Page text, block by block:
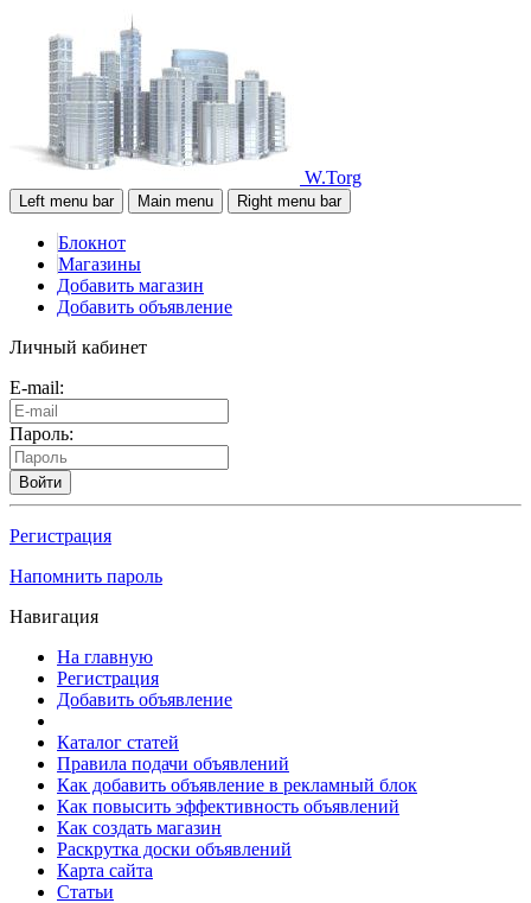
W.Torg
Left menu bar Main menu Right menu bar
Блокнот
Магазины
Добавить магазин
Добавить объявление
Личный кабинет
E-mail:
Пароль:
Войти
Регистрация
Напомнить пароль
Навигация
На главную
Регистрация
Добавить объявление
Каталог статей
Правила подачи объявлений
Как добавить объявление в рекламный блок
Как повысить эффективность объявлений
Как создать магазин
Раскрутка доски объявлений
Карта сайта
Статьи